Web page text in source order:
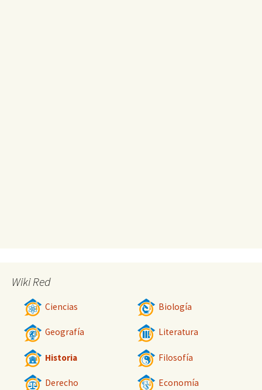
Wiki Red
Ciencias Biología
Geografía Literatura
Historia Filosofía
Derecho Economía